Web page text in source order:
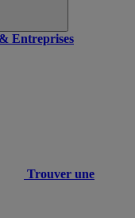
Entreprises
Trouver une